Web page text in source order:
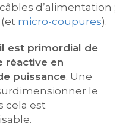
d’alimentation ;
micro-coupures).
il est primordial de
réactive en
puissance. Une
le
cela est